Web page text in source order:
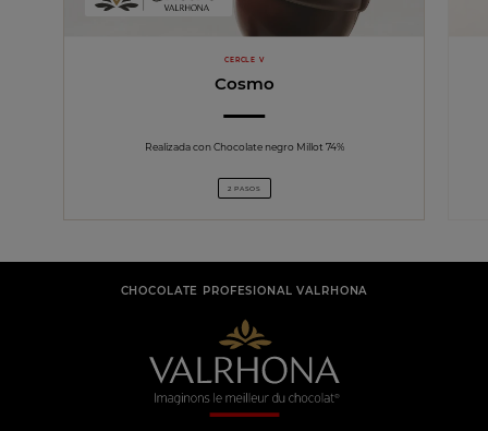
CERCLE V
Cosmo
Realizada con Chocolate negro Millot 74%
2 PASOS
CHOCOLATE PROFESIONAL VALRHONA